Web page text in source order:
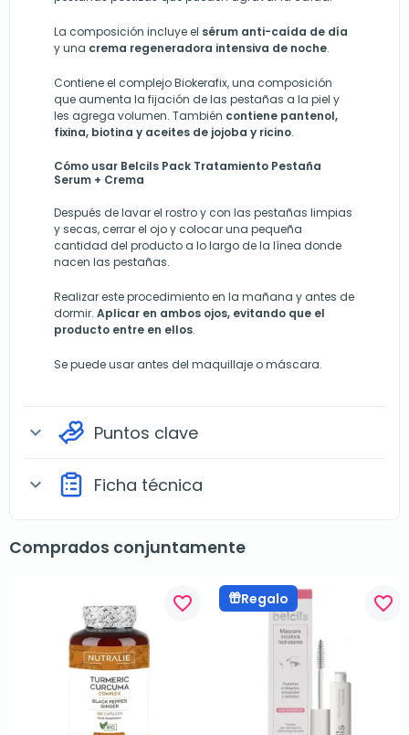
La composición incluye el sérum anti-caída de día
y una crema regeneradora intensiva de noche.
Contiene el complejo Biokerafix, una composición
que aumenta la fijación de las pestañas a la piel y
les agrega volumen. También contiene pantenol,
fixina, biotina y aceites de jojoba y ricino.
Cómo usar Belcils Pack Tratamiento Pestaña
Serum + Crema
Después de lavar el rostro y con las pestañas limpias
y secas, cerrar el ojo y colocar una pequeña
cantidad del producto a lo largo de la línea donde
nacen las pestañas.
Realizar este procedimiento en la mañana y antes de
dormir. Aplicar en ambos ojos, evitando que el
producto entre en ellos.
Se puede usar antes del maquillaje o máscara.
expand_more Puntos clave
expand_more Ficha técnica
Comprados conjuntamente
favorite_border Regalo favorite_border